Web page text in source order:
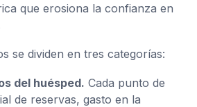
que erosiona la confianza en
se dividen en tres categorías:
del huésped. Cada punto de
de reservas, gasto en la